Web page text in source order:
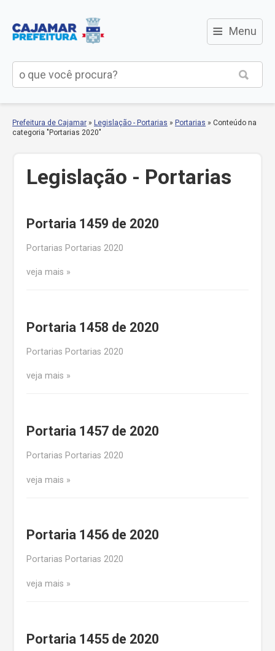
≡ Menu
Prefeitura de Cajamar » Legislação - Portarias » Portarias » Conteúdo na
categoria "Portarias 2020"
Legislação - Portarias
Portaria 1459 de 2020
Portarias Portarias 2020
veja mais
Portaria 1458 de 2020
Portarias Portarias 2020
veja mais
Portaria 1457 de 2020
Portarias Portarias 2020
veja mais
Portaria 1456 de 2020
Portarias Portarias 2020
veja mais
Portaria 1455 de 2020